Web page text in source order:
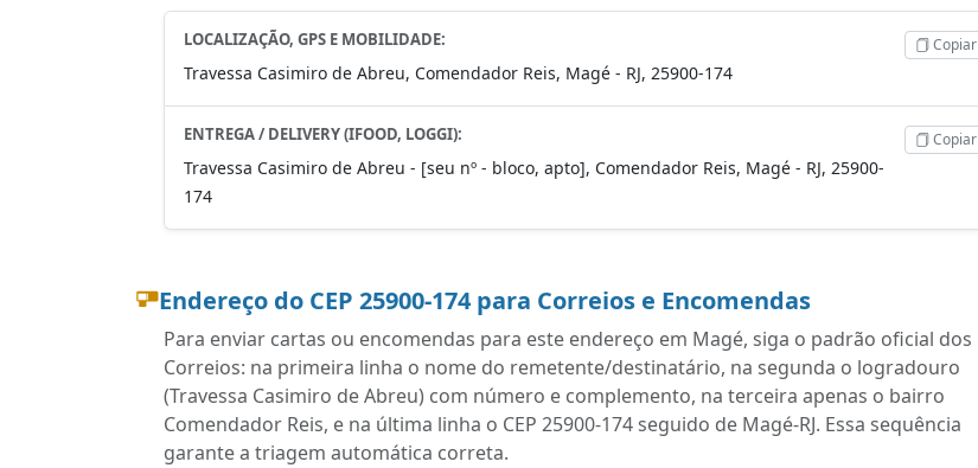
LOCALIZAÇÃO, GPS E MOBILIDADE:
Travessa Casimiro de Abreu, Comendador Reis, Magé - RJ, 25900-174
Copiar
ENTREGA / DELIVERY (IFOOD, LOGGI):
Travessa Casimiro de Abreu - [seu nº - bloco, apto], Comendador Reis, Magé - RJ, 25900-
174
Copiar
Endereço do CEP 25900-174 para Correios e Encomendas
Para enviar cartas ou encomendas para este endereço em Magé, siga o padrão oficial dos
Correios: na primeira linha o nome do remetente/destinatário, na segunda o logradouro
(Travessa Casimiro de Abreu) com número e complemento, na terceira apenas o bairro
Comendador Reis, e na última linha o CEP 25900-174 seguido de Magé-RJ. Essa sequência
garante a triagem automática correta.